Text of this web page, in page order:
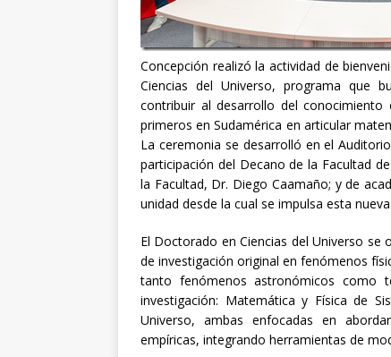
Concepción realizó la actividad de
Ciencias del Universo, programa que
contribuir al desarrollo del
primeros en Sudamérica en articular
La ceremonia se desarrolló en el
participación del Decano de la Facultad
la Facultad, Dr. Diego Caamaño; y de
unidad desde la cual se impulsa esta
El Doctorado en Ciencias del Universo
de investigación original en fenómenos
tanto fenómenos astronómicos como
investigación: Matemática y Física de
Universo, ambas enfocadas en
empíricas, integrando herramientas de